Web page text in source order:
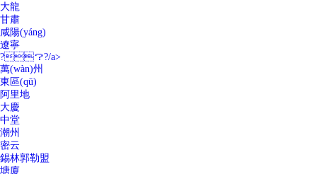
大龍
甘肅
咸陽(yáng)
遼寧
?？?/a>
萬(wàn)州
東區(qū)
阿里地
大慶
中堂
潮州
密云
錫林郭勒盟
塘廈